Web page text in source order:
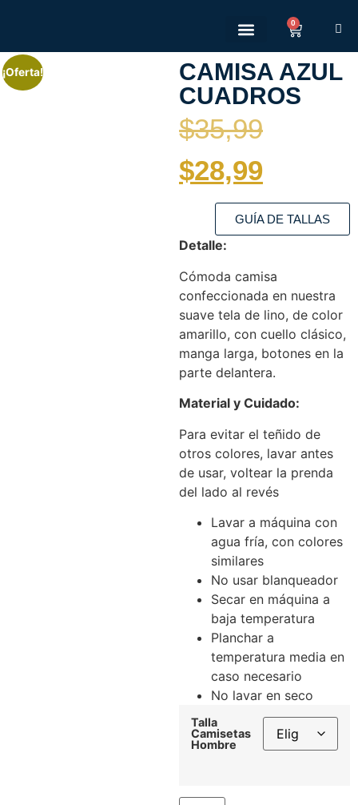
0
¡Oferta!
CAMISA AZUL
CUADROS
$35,99
$28,99
GUÍA DE TALLAS
Detalle:
Cómoda camisa
confeccionada en nuestra
suave tela de lino, de color
amarillo, con cuello clásico,
manga larga, botones en la
parte delantera.
Material y Cuidado:
Para evitar el teñido de
otros colores, lavar antes
de usar, voltear la prenda
del lado al revés
Lavar a máquina con
agua fría, con colores
similares
No usar blanqueador
Secar en máquina a
baja temperatura
Planchar a
temperatura media en
caso necesario
No lavar en seco
Talla
Camisetas
Hombre